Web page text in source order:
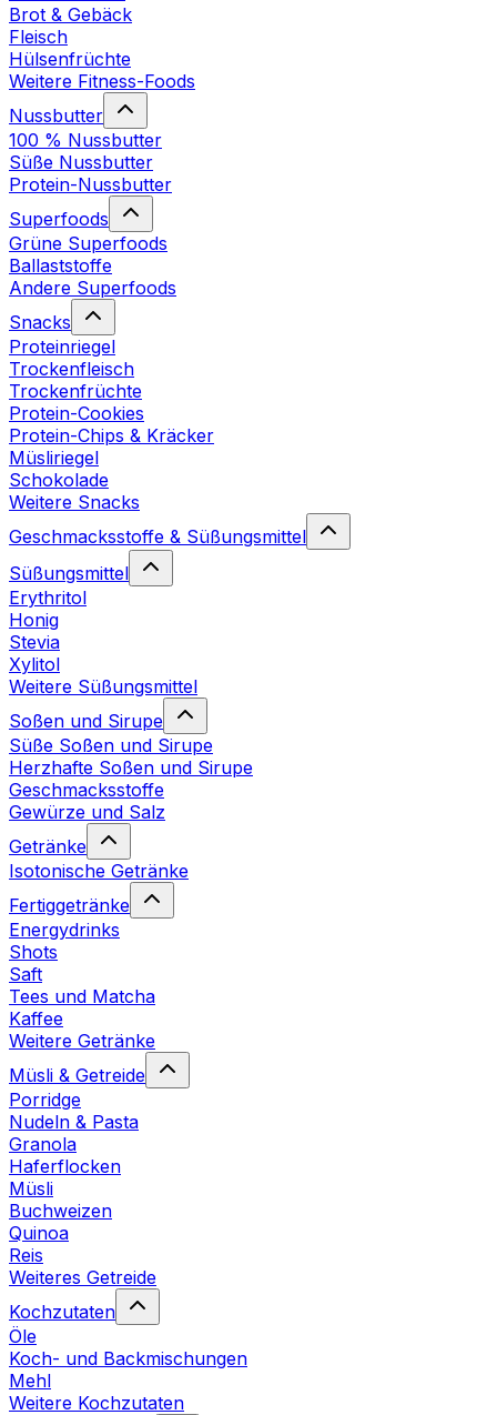
Brot & Gebäck
Fleisch
Hülsenfrüchte
Weitere Fitness-Foods
Nussbutter
100 % Nussbutter
Süße Nussbutter
Protein-Nussbutter
Superfoods
Grüne Superfoods
Ballaststoffe
Andere Superfoods
Snacks
Proteinriegel
Trockenfleisch
Trockenfrüchte
Protein-Cookies
Protein-Chips & Kräcker
Müsliriegel
Schokolade
Weitere Snacks
Geschmacksstoffe & Süßungsmittel
Süßungsmittel
Erythritol
Honig
Stevia
Xylitol
Weitere Süßungsmittel
Soßen und Sirupe
Süße Soßen und Sirupe
Herzhafte Soßen und Sirupe
Geschmacksstoffe
Gewürze und Salz
Getränke
Isotonische Getränke
Fertiggetränke
Energydrinks
Shots
Saft
Tees und Matcha
Kaffee
Weitere Getränke
Müsli & Getreide
Porridge
Nudeln & Pasta
Granola
Haferflocken
Müsli
Buchweizen
Quinoa
Reis
Weiteres Getreide
Kochzutaten
Öle
Koch- und Backmischungen
Mehl
Weitere Kochzutaten